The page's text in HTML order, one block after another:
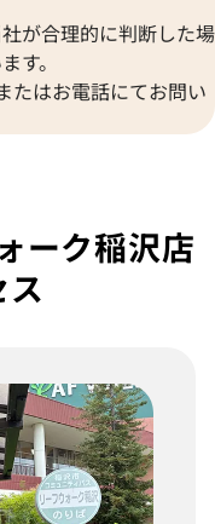
が合理的に判断した場
す。
たはお電話にてお問い
ーク稲沢店